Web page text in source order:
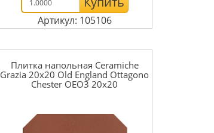
Артикул: 105106
Плитка напольная Ceramiche
Grazia 20x20 Old England Ottagono
Chester OEO3 20x20